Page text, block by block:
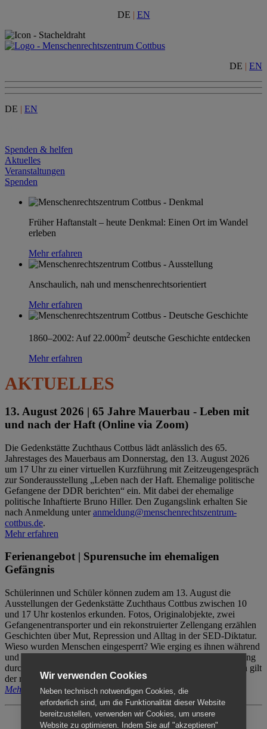
DE | EN
DE | EN
DE | EN
Spenden & helfen
Aktuelles
Veranstaltungen
Spenden
Früher Haftanstalt – heute Denkmal: Einen Ort im Wandel
erleben
Mehr erfahren
Anschaulich, nah und menschenrechtsorientiert
Mehr erfahren
1860–2002: Auf 22.000m2 deutsche Geschichte entdecken
Mehr erfahren
AKTUELLES
13. August 2026 | 65 Jahre Mauerbau - Leben mit
und nach der Haft (Online via Zoom)
Die Gedenkstätte Zuchthaus Cottbus lädt anlässlich des 65.
Jahrestages des Mauerbaus am Donnerstag, den 13. August 2026
um 17 Uhr zu einer virtuellen Kurzführung mit Zeitzeugengespräch
zur Sonderausstellung „Leben nach der Haft. Ehemalige politische
Gefangene der DDR berichten“ ein. Mit dabei der ehemalige
politische Inhaftierte Bruno Hiller. Den Zugangslink erhalten Sie
nach Anmeldung unteranmeldung@menschenrechtszentrum-
cottbus.de.
Mehr erfahren
Ferienangebot | Spurensuche im ehemaligen
Gefängnis
Schülerinnen und Schüler können zudem am 13. August die
Ausstellungen der Gedenkstätte Zuchthaus Cottbus zwischen 10
und 17 Uhr kostenlos erkunden. Fotos, Originalobjekte, zwei
Gefangenentransporter und ein rekonstruierter Zellengang erzählen
Geschichten über Mut, Repression und Alltag in der SED-Diktatur.
Wieso wurden Menschen eingesperrt? Wie erging es ihnen während
und nach der Haft? Der Besuch erfolgt individuell ohne Betreuung
durch das Menschenrechtszentrum Cottbus. Für Begleitpersonen gilt
der reguläre Eintritt (8€ / ermäßigt 5€).
Mehr erfahren
Wir verwenden Cookies
Neben technisch notwendigen Cookies, die
erforderlich sind, um die Funktionalität dieser Website
bereitzustellen, verwenden wir Cookies, um unsere
Website zu optimieren. Indem Sie auf "akzeptieren"